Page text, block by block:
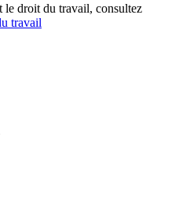
le droit du travail, consultez
travail